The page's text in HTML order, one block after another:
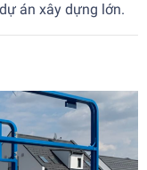
án xây dựng lớn.